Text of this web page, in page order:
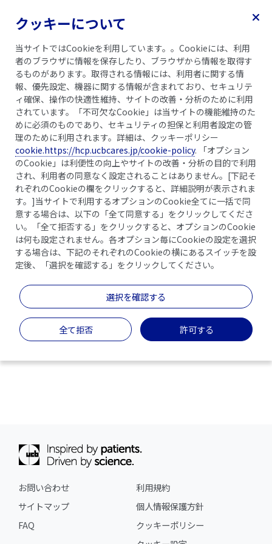
for Rheumatoid Arthritis
メニュー 患者さん
Homepage
お問い合わせ
サイトマップ
FAQ
利用規約
個人情報保護方針
クッキーポリシー
クッキーについて
当サイトではCookieを利用しています。。Cookieには、利用
者のブラウザに情報を保存したり、ブラウザから情報を取得す
るものがあります。取得される情報には、利用者に関する情
報、優先設定、機器に関する情報が含まれており、セキュリテ
ィ確保、操作の快適性維持、サイトの改善・分析のために利用
されています。「不可欠なCookie」は当サイトの機能維持のた
めに必須のものであり、セキュリティの担保と利用者設定の管
理のために利用されます。詳細は、クッキーポリシー
cookie.https://hcp.ucbcares.jp/cookie-policy. 「オプション
のCookie」は利便性の向上やサイトの改善・分析の目的で利用
され、利用者の同意なく設定されることはありません。[下記そ
れぞれのCookieの欄をクリックすると、詳細説明が表示されま
す。]当サイトで利用するオプションのCookie全てに一括で同
意する場合は、以下の「全て同意する」をクリックしてくださ
い。「全て拒否する」をクリックすると、オプションのCookie
は何も設定されません。各オプション毎にCookieの設定を選択
する場合は、下記のそれぞれのCookieの横にあるスイッチを設
定後、「選択を確認する」をクリックしてください。
全て拒否
選択を確認する
許可する